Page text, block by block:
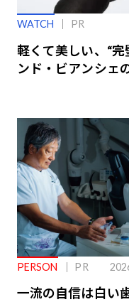
WATCH PR
軽くて美しい、“
ンド・ビアンシェ
PERSON PR
一流の自信は白い